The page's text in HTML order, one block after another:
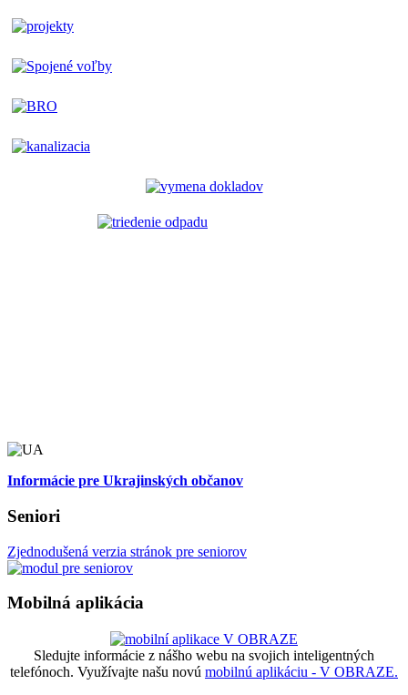
Informácie pre Ukrajinských občanov
Seniori
Zjednodušená verzia stránok pre seniorov
Mobilná aplikácia
Sledujte informácie z nášho webu na svojich inteligentných
telefónoch. Využívajte našu novú mobilnú aplikáciu - V OBRAZE.